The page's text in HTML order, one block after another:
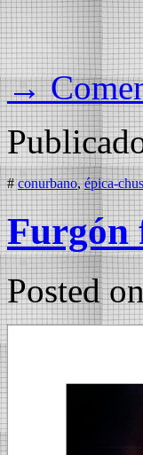
→
# conurbano,épica-
Furgón
Posted